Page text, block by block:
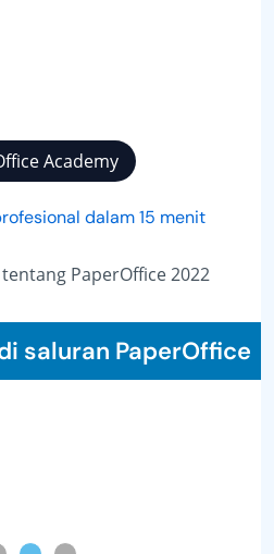
Academy
dalam 15 menit
PaperOffice 2022
saluran PaperOffice